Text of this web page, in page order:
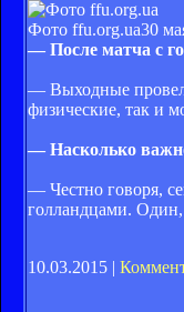
Фото ffu.org.ua30
— После матча с
— Выходные провел
физические, так и
— Насколько
— Честно говоря,
голландцами.
10.03.2015 |